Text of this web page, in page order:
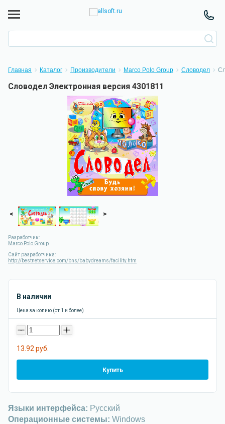
Главная Каталог Производители Marco Polo Group Словодел
Словодел Электронная версия 4301811
< >
Разработчик:
Marco Polo Group
Сайт разработчика:
http://bestnetservice.com/bns/babydreams/facility.htm
В наличии
Цена за копию (от 1 и более)
- +
13.92 руб.
Купить
Языки интерфейса: Русский
Операционные системы: Windows